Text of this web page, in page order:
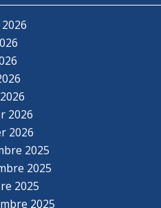
2026
2026
2025
2025
2025
2025